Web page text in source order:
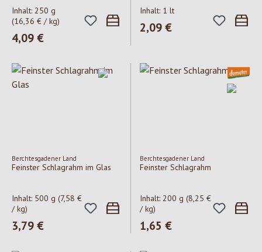
Inhalt: 250 g
(16,36 € / kg)
Regulärer Preis:
4,09 €
Inhalt: 1 lt
Regulärer Preis:
2,09 €
Berchtesgadener Land
Feinster Schlagrahm im Glas
Inhalt: 500 g (7,58 €
/ kg)
Regulärer Preis:
3,79 €
Berchtesgadener Land
Feinster Schlagrahm
Inhalt: 200 g (8,25 €
/ kg)
Regulärer Preis:
1,65 €